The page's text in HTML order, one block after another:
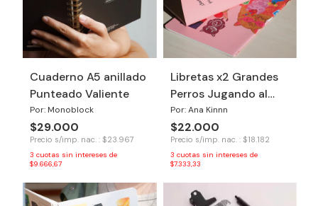
Cuaderno A5 anillado
Punteado Valiente
Por: Monoblock
$29.000
Precio s/imp. nac. : $23.967
3 cuotas sin intereses de
$9.666,67
Libretas x2 Grandes
Perros Jugando al
Uno
Por: Ana Kinnn
$22.000
Precio s/imp. nac. : $18.182
3 cuotas sin intereses de
$7.333,33